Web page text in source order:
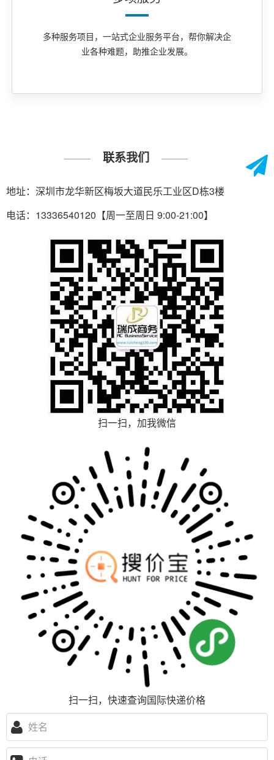
多种服务项目，一站式企业服务平台，帮你解决企
业各种难题，助推企业发展。
联系我们
地址：深圳市龙华新区梅坂大道民乐工业区D栋3楼
电话：13336540120【周一至周日 9:00-21:00】
扫一扫，加我微信
扫一扫，快速查询国际快递价格